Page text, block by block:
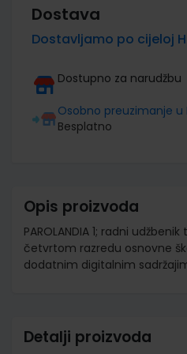
Dostava
Dostavljamo po cijeloj
Dostupno za narudžbu
Osobno preuzimanje u
Besplatno
Opis proizvoda
PAROLANDIA 1; radni
četvrtom razredu osnovne
dodatnim digitalnim
Detalji proizvoda